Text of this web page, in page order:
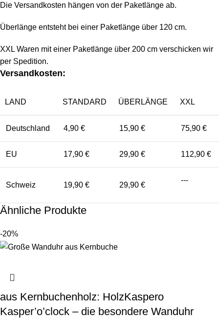
Die Versandkosten hängen von der Paketlänge ab.
Überlänge entsteht bei einer Paketlänge über 120 cm.
XXL Waren mit einer Paketlänge über 200 cm verschicken wir
per Spedition.
Versandkosten:
LAND STANDARD ÜBERLÄNGE XXL
Deutschland 4,90 € 15,90 € 75,90 €
EU 17,90 € 29,90 € 112,90 €
Schweiz 19,90 € 29,90 €
---
Ähnliche Produkte
-20%
aus Kernbuchenholz: HolzKaspero
Kasper’o’clock – die besondere Wanduhr